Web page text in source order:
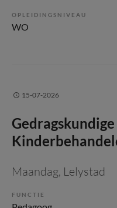
OPLEIDINGSNIVEAU
WO
15-07-2026
Gedragskundige
Maandag, Lelystad
FUNCTIE